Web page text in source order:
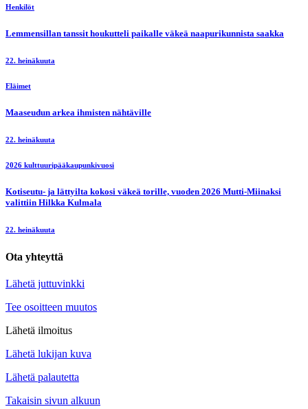
Henkilöt
Lemmensillan tanssit houkutteli paikalle väkeä naapurikunnista saakka
22. heinäkuuta
Eläimet
Maaseudun arkea ihmisten nähtäville
22. heinäkuuta
2026 kulttuuripääkaupunkivuosi
Kotiseutu- ja lättyilta kokosi väkeä torille, vuoden 2026 Mutti-Miinaksi
valittiin Hilkka Kulmala
22. heinäkuuta
Ota yhteyttä
Lähetä juttuvinkki
Tee osoitteen muutos
Lähetä ilmoitus
Lähetä lukijan kuva
Lähetä palautetta
Takaisin sivun alkuun